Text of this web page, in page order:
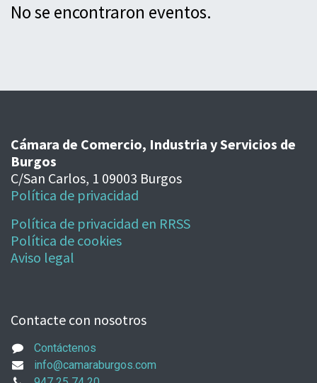
No se encontraron eventos.
Cámara de Comercio, Industria y Servicios de
Burgos
C/San Carlos, 1 09003 Burgos
Política de privacidad
Política de privacidad en RRSS
Política de cookies
Aviso legal
Contacte con nosotros
Contáctenos
info@camaraburgos.com